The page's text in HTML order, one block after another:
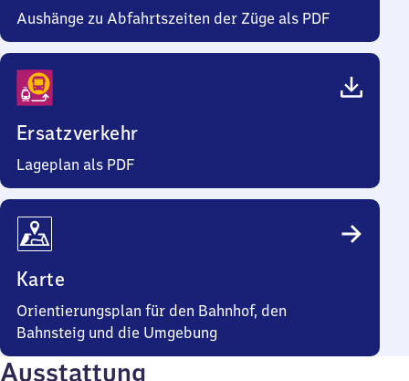
Aushänge zu Abfahrtszeiten der Züge als PDF
Ersatzverkehr
Lageplan als PDF
Karte
Orientierungsplan für den Bahnhof, den
Bahnsteig und die Umgebung
Ausstattung